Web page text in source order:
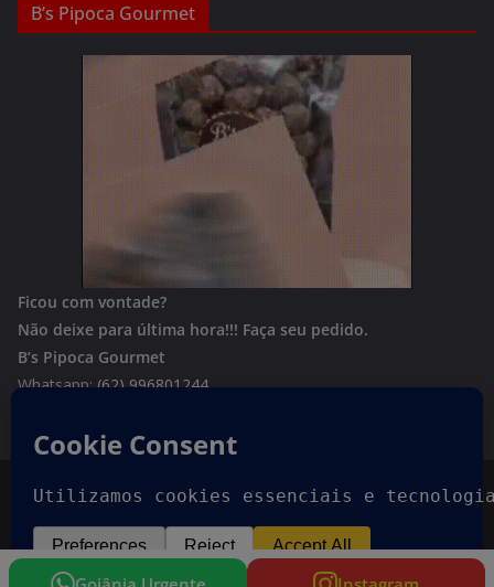
B’s Pipoca Gourmet
Ficou com vontade?
Não deixe para última hora!!! Faça seu pedido.
B’s Pipoca Gourmet
Whatsapp:(62) 996801244
Copyright © 2026Goiania Urgente. Todos os direitos
reservados.
Tema:ColorMagpor ThemeGrill. Powered byWordPress